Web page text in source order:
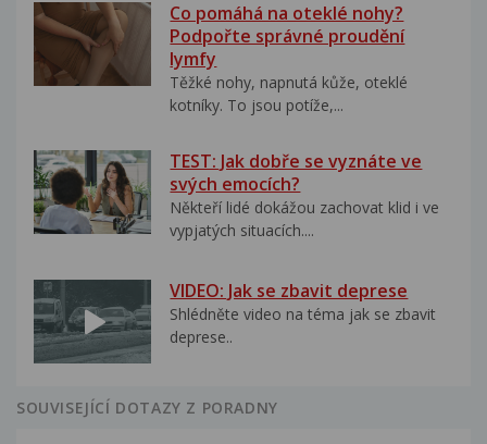
Co pomáhá na oteklé nohy?
Podpořte správné proudění
lymfy
Těžké nohy, napnutá kůže, oteklé
kotníky. To jsou potíže,...
TEST: Jak dobře se vyznáte ve
svých emocích?
Někteří lidé dokážou zachovat klid i ve
vypjatých situacích....
VIDEO: Jak se zbavit deprese
Shlédněte video na téma jak se zbavit
deprese..
SOUVISEJÍCÍ DOTAZY Z PORADNY